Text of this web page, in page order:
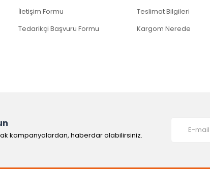
İletişim Formu
Tedarikçi Başvuru Formu
Teslimat Bilgileri
Kargom Nerede
kampanyalardan, haberdar olabilirsiniz.